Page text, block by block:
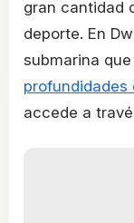
gran cantidad
deporte. En
submarina
profundidades
accede a